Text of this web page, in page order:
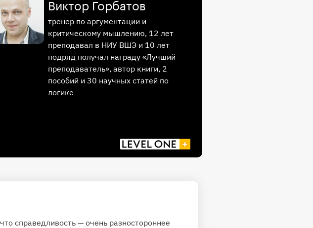
Виктор Горбатов
тренер по аргументации и
критическому мышлению, 12 лет
преподавал в НИУ ВШЭ и 10 лет
подряд получал награду «Лучший
преподаватель», автор книги, 2
пособий и 30 научных статей по
логике
справедливость — очень разностороннее